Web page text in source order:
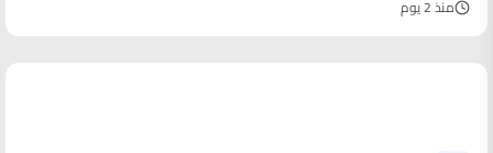
منذ 2 يوم